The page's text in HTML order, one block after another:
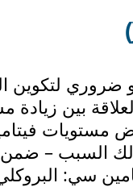
لتكوين
بين
مستويات
السبب –
سي: البروكلي،